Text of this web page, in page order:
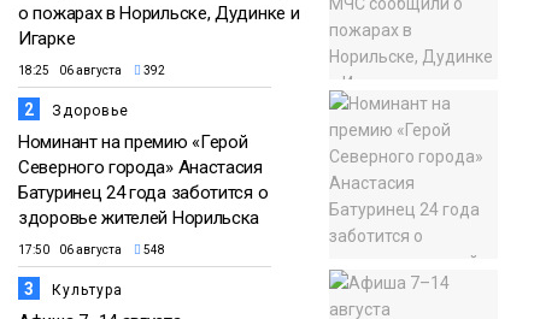
о пожарах в Норильске, Дудинке и
Игарке
18:25 06 августа 392
2 Здоровье
Номинант на премию «Герой
Северного города» Анастасия
Батуринец 24 года заботится о
здоровье жителей Норильска
17:50 06 августа 548
3 Культура